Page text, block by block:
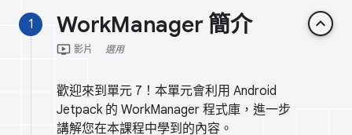
1 WorkManager 簡介 keyboard_arrow_up
ondemand_video 影片 選用
歡迎來到單元 7！本單元會利用 Android
Jetpack 的 WorkManager 程式庫，進一步
講解您在本課程中學到的內容。